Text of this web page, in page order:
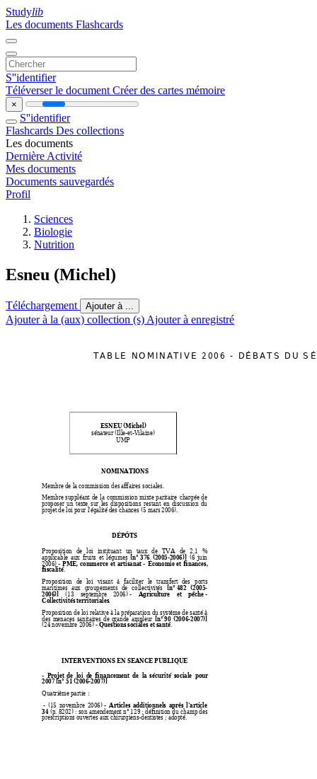
Studylib
Les documents Flashcards
S''identifier
Téléverser le document Créer des cartes mémoire
×
S''identifier
Flashcards Des collections
Les documents
Dernière Activité
Mes documents
Documents sauvegardés
Profil
Sciences
Biologie
Nutrition
Esneu (Michel)
Téléchargement Ajouter à ...
Ajouter à la (aux) collection (s) Ajouter à enregistré
TABLE NOMINATIVE 2006 - DÉBATS DU S É
ESNEU (Michel)
sénateur (Ille-et-Vilaine)
UMP
NOMINATIONS
Membre de la commission des affaires sociales.
Membre suppléant de la commission mixte paritaire chargée de
proposer un texte sur les dispositions restant en discussion du
projet de loi pour l'égalité des chances (5 mars 2006).
DÉPÔTS
Proposition de loi instituant un taux de TVA de 2,1 %
applicable aux fruits et légumes [n° 376 (2005-2006)] (6 juin
2006) - PME, commerce et artisanat - Économie et finances,
fiscalité.
Proposition de loi visant à faciliter le transfert des ports
maritimes aux groupements de collectivités [n° 482 (2005-
2006)] (13 septembre 2006) - Agriculture et pêche -
Collectivités territoriales.
Proposition de loi relative à la préparation du système de santé à
des menaces sanitaires de grande ampleur [n° 90 (2006-2007)]
(24 novembre 2006) - Questions sociales et santé.
INTERVENTIONS EN SEANCE PUBLIQUE
-  Projet de loi  de financement de  la sécurité sociale  pour
2007 [n° 51 (2006-2007)]
Quatrième partie :
- (15 novembre 2006) - Articles additionnels après l'article
34 (p. 8202) : son amendement n° 129 : définition du champ des
prescriptions ouvertes aux chirurgiens-dentistes ; adopté.